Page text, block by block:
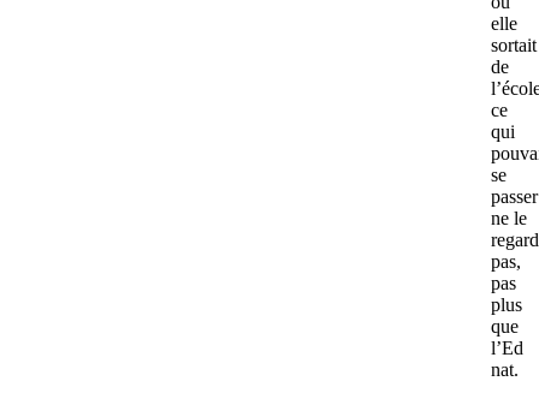
elle
sortait
de
ce
qui
se
passer
ne le
pas,
pas
plus
que
l’Ed
nat.